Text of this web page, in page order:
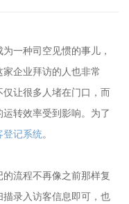
一种司空见惯的事儿，
企业拜访的人也非常
让很多人堵在门口，而
转效率受到影响。为了
登记系统。
流程不再像之前那样复
录入访客信息即可，也